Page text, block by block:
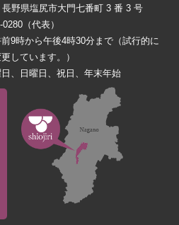
野県塩尻市大門七番町 3 番 3 号
（代表）
9時から午後4時30分まで（試行的に
しています。）
、日曜日、祝日、年末年始